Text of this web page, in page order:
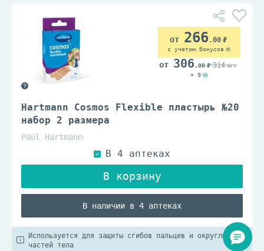
Hartmann Cosmos Flexible пластырь №20
набор 2 размера
Paul Hartmann
В наличии в 4 аптеках
266.00
с учетом бонусов
306 .00 314.00
+ 9
Используется для защиты сгибов пальцев и округлых
частей тела